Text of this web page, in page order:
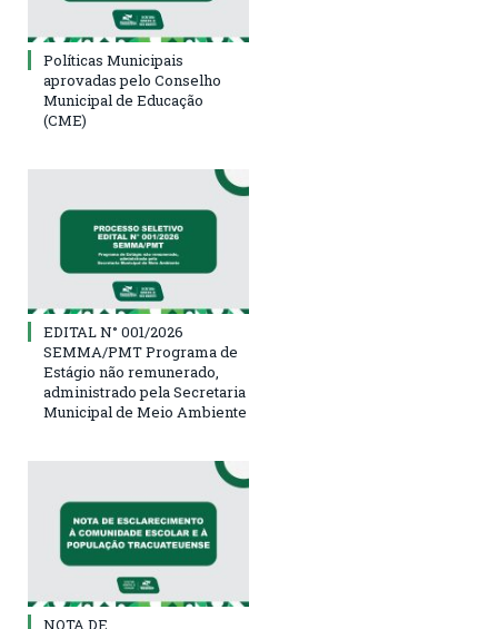
Políticas Municipais
aprovadas pelo Conselho
Municipal de Educação
(CME)
EDITAL N° 001/2026
SEMMA/PMT Programa de
Estágio não remunerado,
administrado pela Secretaria
Municipal de Meio Ambiente
NOTA DE